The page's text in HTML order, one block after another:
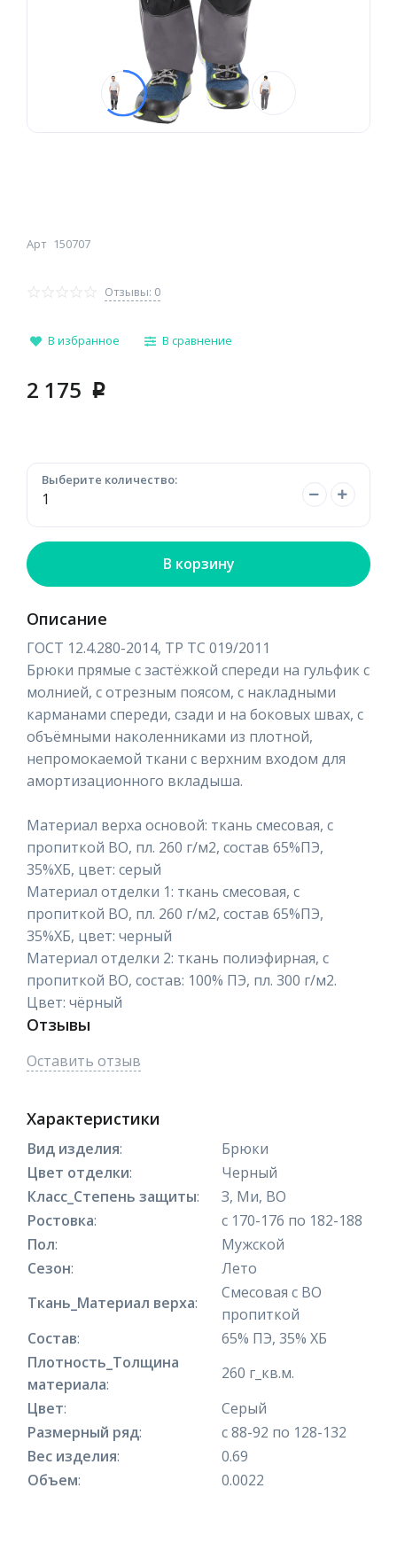
Арт 150707
Отзывы: 0
В избранное В сравнение
2 175 p
Выберите количество:
В корзину
Описание
ГОСТ 12.4.280-2014, ТР ТС 019/2011
Брюки прямые с застёжкой спереди на гульфик с
молнией, с отрезным поясом, с накладными
карманами спереди, сзади и на боковых швах, с
объёмными наколенниками из плотной,
непромокаемой ткани с верхним входом для
амортизационного вкладыша.
Материал верха основой: ткань смесовая, с
пропиткой ВО, пл. 260 г/м2, состав 65%ПЭ,
35%ХБ, цвет: серый
Материал отделки 1: ткань смесовая, с
пропиткой ВО, пл. 260 г/м2, состав 65%ПЭ,
35%ХБ, цвет: черный
Материал отделки 2: ткань полиэфирная, с
пропиткой ВО, состав: 100% ПЭ, пл. 300 г/м2.
Цвет: чёрный
Отзывы
Оставить отзыв
Характеристики
Вид изделия:
Брюки
Цвет отделки:
Черный
Класс_Степень защиты:
З, Ми, ВО
Ростовка:
с 170-176 по 182-188
Пол:
Мужской
Сезон:
Лето
Ткань_Материал верха:
Смесовая с ВО
пропиткой
Состав:
65% ПЭ, 35% ХБ
Плотность_Толщина
материала:
260 г_кв.м.
Цвет:
Серый
Размерный ряд:
с 88-92 по 128-132
Вес изделия:
0.69
Объем: 0.0022